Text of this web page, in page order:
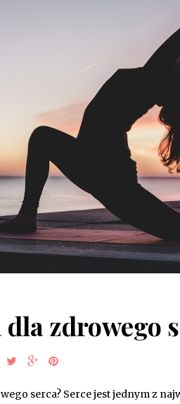
zdrowego
serca? Serce jest jednym z